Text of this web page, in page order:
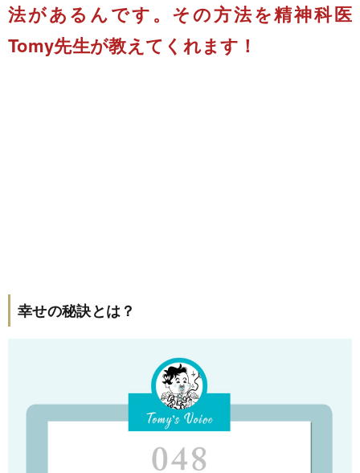
法があるんです。その方法を精神科医
Tomy先生が教えてくれます！
幸せの秘訣とは？